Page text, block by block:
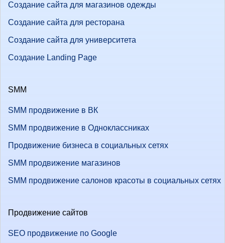
Создание сайта для магазинов одежды
Создание сайта для ресторана
Создание сайта для университета
Создание Landing Page
SMM
SMM продвижение в ВК
SMM продвижение в Одноклассниках
Продвижение бизнеса в социальных сетях
SMM продвижение магазинов
SMM продвижение салонов красоты в социальных сетях
Продвижение сайтов
SEO продвижение по Google